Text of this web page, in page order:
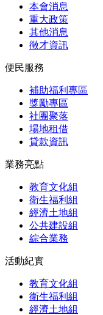
本會消息
重大政策
其他消息
徵才資訊
便民服務
補助福利專區
獎勵專區
社團聚落
場地租借
貸款資訊
業務亮點
教育文化組
衛生福利組
經濟土地組
公共建設組
綜合業務
活動紀實
教育文化組
衛生福利組
經濟土地組